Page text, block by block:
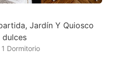
Jardín Y Quiosco
dulces
Dormitorio